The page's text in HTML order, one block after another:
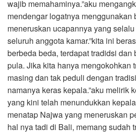
wajib memahaminya.”aku
mendengar logatnya menggunakan
meneruskan ucapannya yang
seluruh anggota kamar.”kita ini
berbeda beda, terdapat tradidsi
pula. Jika kita hanya mengokohkan
masing dan tak peduli dengan
namanya keras kepala.”aku melirik
yang kini telah menundukkan
menatap Najwa yang meneruskan
hal nya tadi di Bali, memang sudah